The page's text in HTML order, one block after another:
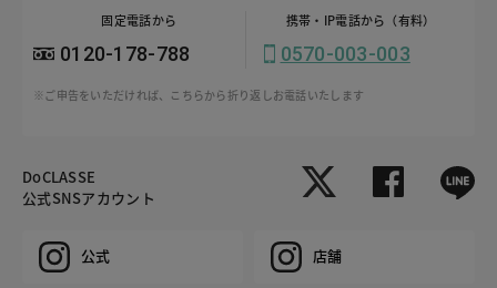
固定電話から
0120-178-788
携帯・IP電話から（有料）
0570-003-003
※ご申告をいただければ、こちらから折り返しお電話いたします
DoCLASSE
公式SNSアカウント
公式 店舗